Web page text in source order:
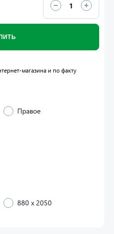
Правое
880 x 2050
магазина и по факту